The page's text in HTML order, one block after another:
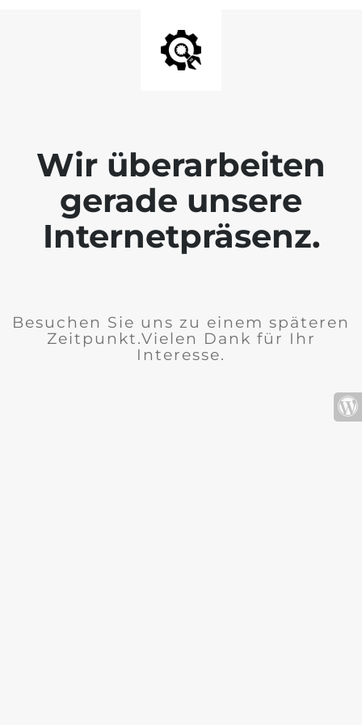
Wir überarbeiten
gerade unsere
Internetpräsenz.
Besuchen Sie uns zu einem späteren
Zeitpunkt.Vielen Dank für Ihr
Interesse.